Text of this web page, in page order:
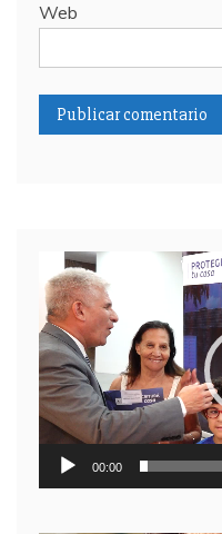
Web
Reproductor
de
video
00:00